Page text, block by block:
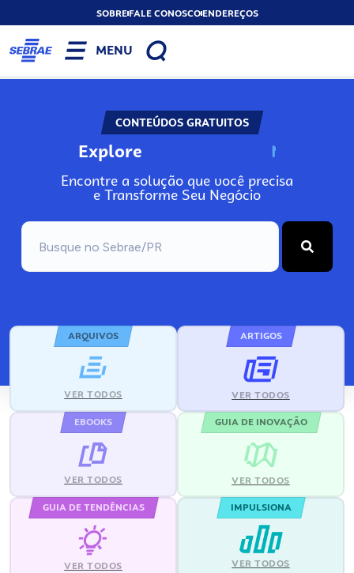
SOBREFALE CONOSCOENDEREÇOS
MENU
CONTEÚDOS GRATUITOS
Explore N
Encontre a solução que você precisa
e Transforme Seu Negócio
ARQUIVOS
VER TODOS
ARTIGOS
VER TODOS
EBOOKS
VER TODOS
GUIA DE INOVAÇÃO
VER TODOS
GUIA DE TENDÊNCIAS
VER TODOS
IMPULSIONA
VER TODOS